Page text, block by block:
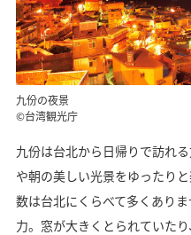
九份の夜景
©台湾観光庁
九份は台北から日帰りで訪れ
や朝の美しい光景をゆったり
数は台北にくらべて多くあり
力。窓が大きくとられていた